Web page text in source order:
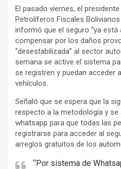
El pasado viernes, el
Petrolíferos Fiscales Bolivianos
informó que el seguro “ya está
compensar por los daños
“desestabilizada” al sector
semana se active el sistema
se registren y puedan acceder
vehículos.
Señaló que se espera que la
respecto a la metodología y se
whatsapp para que todas las
registrarse para acceder al
arreglos gratuitos de los
“Por sistema de